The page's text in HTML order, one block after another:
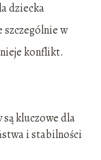
dziecka
szczególnie w
konflikt.
kluczowe dla
i stabilności